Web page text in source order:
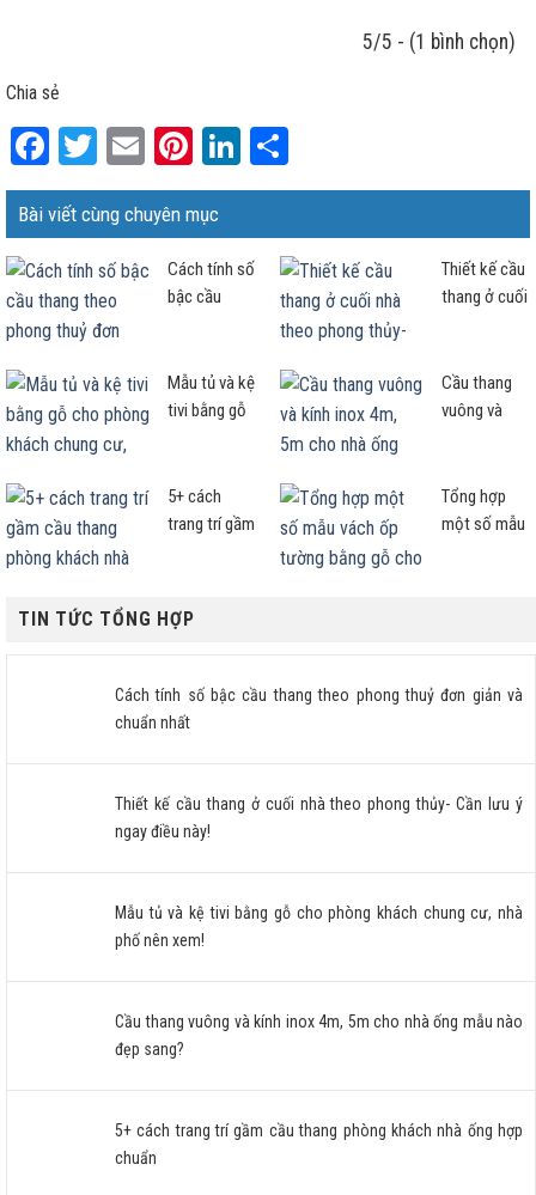
5/5 - (1 bình chọn)
Chia sẻ
Facebook
Twitter
EmailPinterest
LinkedIn
Bài viết cùng chuyên mục
Cách tính số
bậc cầu
đơn giản và
chuẩn nhất
Thiết kế cầu
thang ở cuối
Cần lưu ý
ngay điều
Mẫu tủ và kệ
tivi bằng gỗ
cư, nhà phố
nên xem!
Cầu thang
vuông và
nhà ống mẫu
nào đẹp
5+ cách
trang trí gầm
nhà ống hợp
chuẩn
Tổng hợp
một số mẫu
và đầu
giường
TIN TỨC TỔNG HỢP
Cách tính số bậc cầu thang theo phong thuỷ đơn giản và
chuẩn nhất
Thiết kế cầu thang ở cuối nhà theo phong thủy- Cần lưu ý
ngay điều này!
Mẫu tủ và kệ tivi bằng gỗ cho phòng khách chung cư, nhà
phố nên xem!
Cầu thang vuông và kính inox 4m, 5m cho nhà ống mẫu nào
đẹp sang?
5+ cách trang trí gầm cầu thang phòng khách nhà ống hợp
chuẩn